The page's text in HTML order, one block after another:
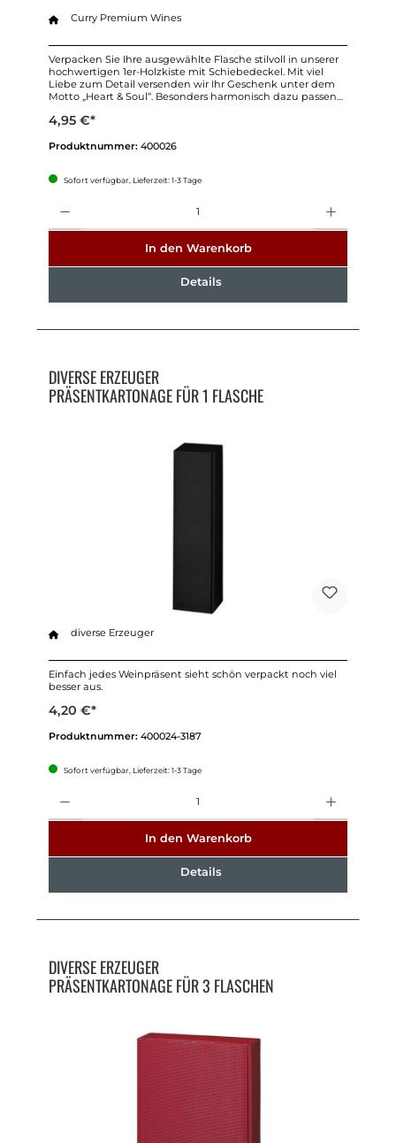
Curry Premium Wines
Verpacken Sie Ihre ausgewählte Flasche stilvoll in unserer
hochwertigen 1er-Holzkiste mit Schiebedeckel. Mit viel
Liebe zum Detail versenden wir Ihr Geschenk unter dem
Motto „Heart & Soul“. Besonders harmonisch dazu passen
Sauvignon Blanc.
4,95 €*
Produktnummer: 400026
Sofort verfügbar, Lieferzeit: 1-3 Tage
In den Warenkorb
Details
DIVERSE ERZEUGER
PRÄSENTKARTONAGE FÜR 1 FLASCHE
diverse Erzeuger
Einfach jedes Weinpräsent sieht schön verpackt noch viel
besser aus.
4,20 €*
Produktnummer: 400024-3187
Sofort verfügbar, Lieferzeit: 1-3 Tage
In den Warenkorb
Details
DIVERSE ERZEUGER
PRÄSENTKARTONAGE FÜR 3 FLASCHEN